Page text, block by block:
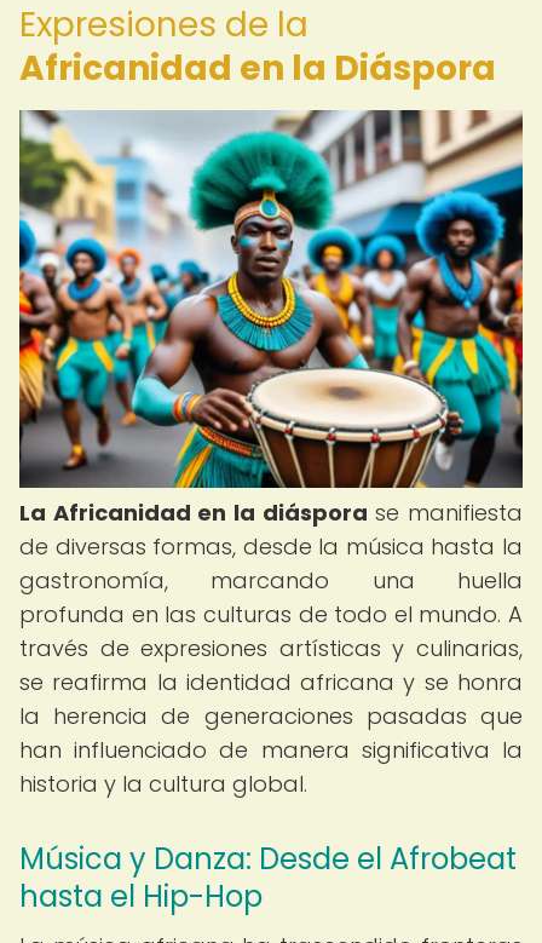
Expresiones de la
Africanidad en la Diáspora
La Africanidad en la diáspora se manifiesta
de diversas formas, desde la música hasta la
gastronomía, marcando una huella
profunda en las culturas de todo el mundo. A
través de expresiones artísticas y culinarias,
se reafirma la identidad africana y se honra
la herencia de generaciones pasadas que
han influenciado de manera significativa la
historia y la cultura global.
Música y Danza: Desde el Afrobeat
hasta el Hip-Hop